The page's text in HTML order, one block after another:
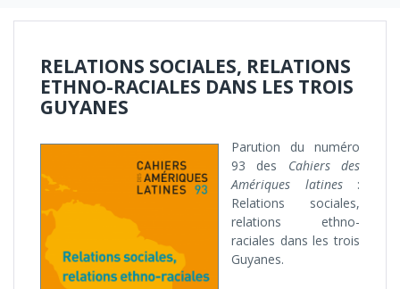
RELATIONS SOCIALES, RELATIONS
ETHNO-RACIALES DANS LES TROIS
GUYANES
Parution du numéro
93 des Cahiers des
Amériques latines:
Relations sociales,
relations ethno-
raciales dans les trois
Guyanes.